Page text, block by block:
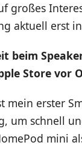
großes
aktuell erst
beim
Store vor
mein erster
um schnell
mini